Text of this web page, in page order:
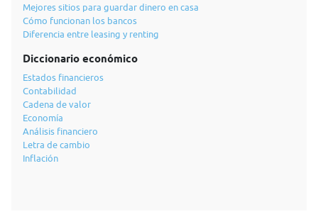
Mejores sitios para guardar dinero en casa
Cómo funcionan los bancos
Diferencia entre leasing y renting
Diccionario económico
Estados financieros
Contabilidad
Cadena de valor
Economía
Análisis financiero
Letra de cambio
Inflación